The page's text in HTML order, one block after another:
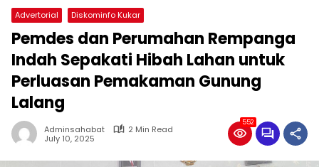
Advertorial Diskominfo Kukar
Pemdes dan Perumahan Rempanga
Indah Sepakati Hibah Lahan untuk
Perluasan Pemakaman Gunung
Lalang
Adminsahabat
2 Min Read
July 10, 2025
552